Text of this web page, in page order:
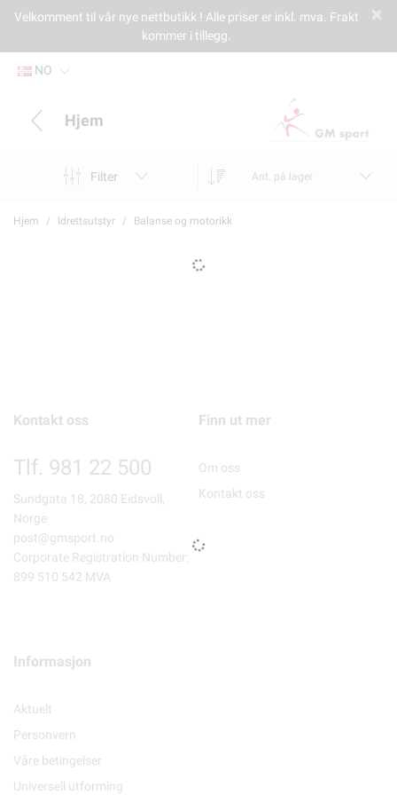
Velkomment til vår nye nettbutikk ! Alle priser er inkl. mva. Frakt
kommer i tillegg.
NO
Hjem
Filter Ant. på lager
Hjem Idrettsutstyr Balanse og motorikk
Kontakt oss
Tlf. 981 22 500
Sundgata 18, 2080 Eidsvoll,
Norge
post@gmsport.no
Corporate Registration Number:
899 510 542 MVA
Finn ut mer
Om oss
Kontakt oss
Informasjon
Aktuelt
Personvern
Våre betingelser
Universell utforming